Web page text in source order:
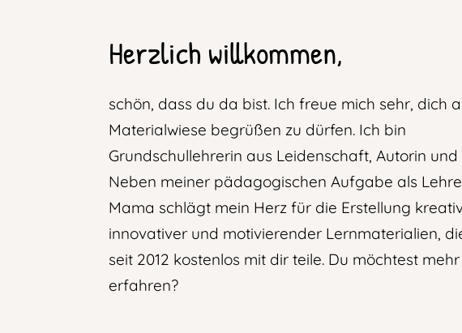
Herzlich willkommen,
schön, dass du da bist. Ich freue mich sehr, dich
Materialwiese begrüßen zu dürfen. Ich bin
Grundschullehrerin aus Leidenschaft, Autorin
Neben meiner pädagogischen Aufgabe als
Mama schlägt mein Herz für die Erstellung
innovativer und motivierender Lernmaterialien,
seit 2012 kostenlos mit dir teile. Du möchtest mehr
erfahren?